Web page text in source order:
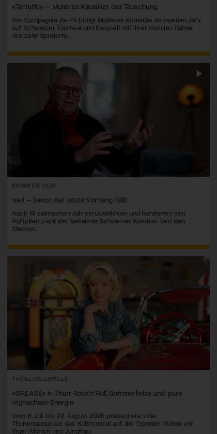
«Tartuffe» – Molières Klassiker der Täuschung
Die Compagnia Za-Zà bringt Molières Komödie im zweiten Jahr
auf Schweizer Tournee und bespielt mit ihrer mobilen Bühne
dreizehn Spielorte.
KOMIKER VERI
Veri – bevor der letzte Vorhang fällt
Nach 19 satirischen Jahresrückblicken und hunderten von
Auftritten zieht der bekannte Schweizer Komiker Veri den
Stecker.
THUNERSEESPIELE
«GREASE» in Thun: Rock’n’Roll, Sommerliebe und pure
Highschool-Energie
Vom 8. Juli bis 22. August 2026 präsentieren die
Thunerseespiele das Kultmusical auf der Openair-Bühne vor
Eiger, Mönch und Jungfrau.